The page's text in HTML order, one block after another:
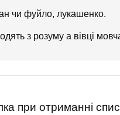
чи фуйло, лукашенко.
з розуму а вівці
при отриманні